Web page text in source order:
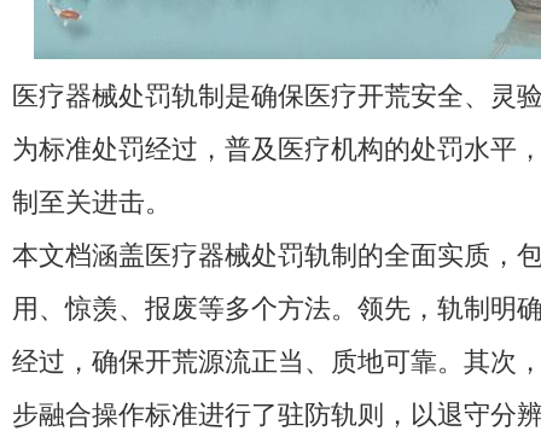
医疗器械处罚轨制是确保医疗开荒安全、灵
为标准处罚经过，普及医疗机构的处罚水平
制至关进击。
本文档涵盖医疗器械处罚轨制的全面实质，
用、惊羡、报废等多个方法。领先，轨制明
经过，确保开荒源流正当、质地可靠。其次
步融合操作标准进行了驻防轨则，以退守分